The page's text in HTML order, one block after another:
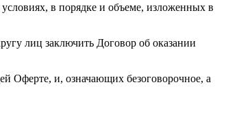
в порядке и объеме, изложенных в
лиц заключить Договор об оказании
Оферте, и, означающих безоговорочное, а